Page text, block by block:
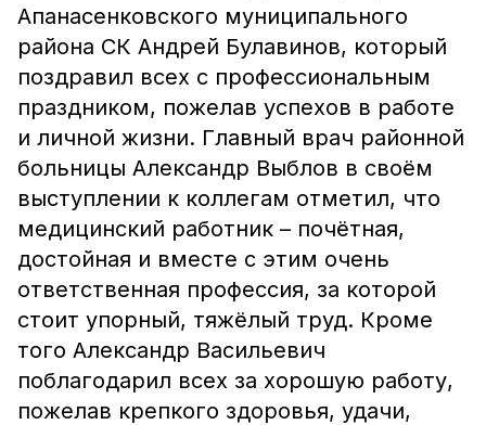
Апанасенковского муниципального
района СК Андрей Булавинов, который
поздравил всех с профессиональным
праздником, пожелав успехов в работе
и личной жизни. Главный врач районной
больницы Александр Выблов в своём
выступлении к коллегам отметил, что
медицинский работник – почётная,
достойная и вместе с этим очень
ответственная профессия, за которой
стоит упорный, тяжёлый труд. Кроме
того Александр Васильевич
поблагодарил всех за хорошую работу,
пожелав крепкого здоровья, удачи,